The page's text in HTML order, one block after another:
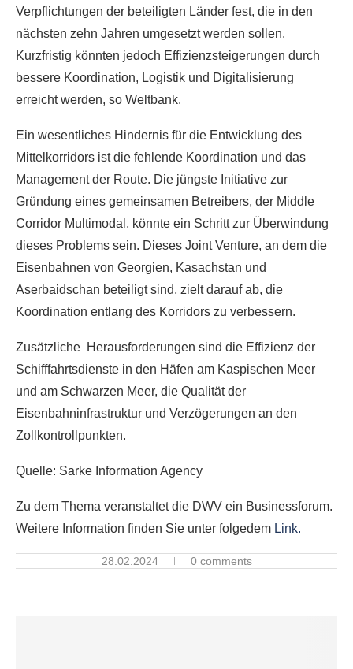
Verpflichtungen der beteiligten Länder fest, die in den
nächsten zehn Jahren umgesetzt werden sollen.
Kurzfristig könnten jedoch Effizienzsteigerungen durch
bessere Koordination, Logistik und Digitalisierung
erreicht werden, so Weltbank.
Ein wesentliches Hindernis für die Entwicklung des
Mittelkorridors ist die fehlende Koordination und das
Management der Route. Die jüngste Initiative zur
Gründung eines gemeinsamen Betreibers, der Middle
Corridor Multimodal, könnte ein Schritt zur Überwindung
dieses Problems sein. Dieses Joint Venture, an dem die
Eisenbahnen von Georgien, Kasachstan und
Aserbaidschan beteiligt sind, zielt darauf ab, die
Koordination entlang des Korridors zu verbessern.
Zusätzliche Herausforderungen sind die Effizienz der
Schifffahrtsdienste in den Häfen am Kaspischen Meer
und am Schwarzen Meer, die Qualität der
Eisenbahninfrastruktur und Verzögerungen an den
Zollkontrollpunkten.
Quelle: Sarke Information Agency
Zu dem Thema veranstaltet die DWV ein Businessforum.
Weitere Information finden Sie unter folgedem Link.
28.02.2024 0 comments